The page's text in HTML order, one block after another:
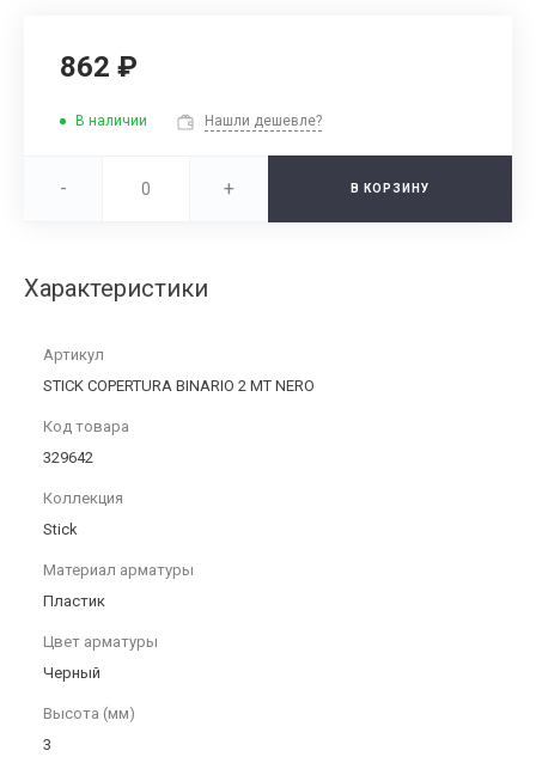
862 ₽
В наличии Нашли дешевле?
- + В КОРЗИНУ
Характеристики
Артикул
STICK COPERTURA BINARIO 2 MT NERO
Код товара
329642
Коллекция
Stick
Материал арматуры
Пластик
Цвет арматуры
Черный
Высота (мм)
3